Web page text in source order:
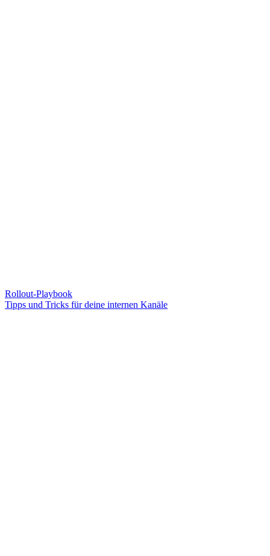
Rollout-Playbook
Tipps und Tricks für deine internen Kanäle